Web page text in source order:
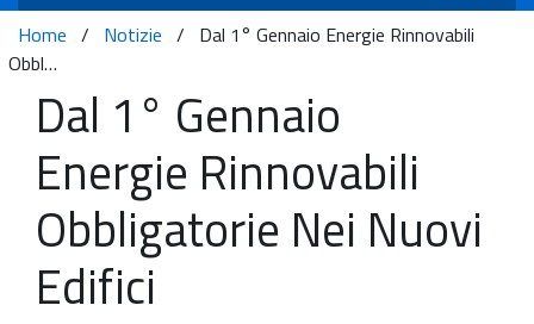
Home / Notizie / Dal 1° Gennaio Energie Rinnovabili
Obbl…
Dal 1° Gennaio
Energie Rinnovabili
Obbligatorie Nei Nuovi
Edifici